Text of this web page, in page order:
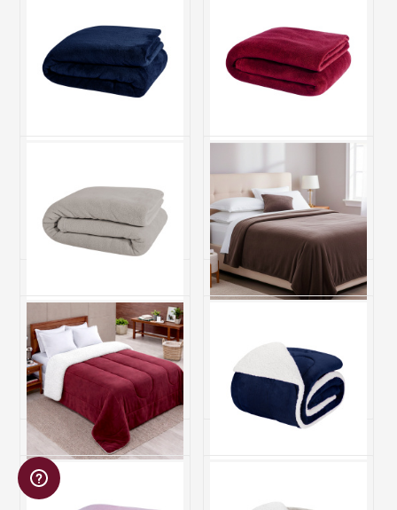
Poliéster - Marinho
R$ 108,20
4x de R$ 27,05 sem juros
Fleece Inverno 100%
Poliéster - Vinho
R$ 108,20
4x de R$ 27,05 sem juros
Manta Queen Nevada
Fleece Inverno 100%
Poliéster - Bege
R$ 108,20
4x de R$ 27,05 sem juros
Poliéster - Tabaco
R$ 108,20
4x de R$ 27,05 sem juros
Coberdrom Fleece com
Sherpa Dupla Face QUEEN